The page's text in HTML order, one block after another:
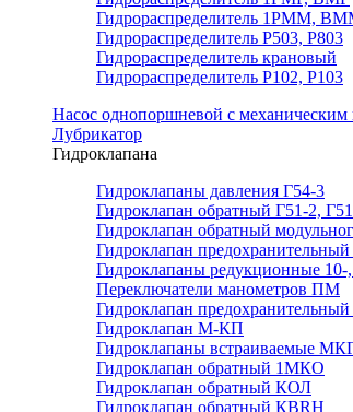
Гидрораспределитель 1РММ,
Гидрораспределитель Р503, Р803
Гидрораспределитель крановый
Гидрораспределитель Р102, Р103
Насос однопоршневой с
Лубрикатор
Гидроклапана
Гидроклапаны давления Г54-3
Гидроклапан обратный Г51-2,
Гидроклапан обратный
Гидроклапан
Гидроклапаны редукционные 10-
Переключатели манометров ПМ
Гидроклапан
Гидроклапан М-КП
Гидроклапаны встраиваемые
Гидроклапан обратный 1МКО
Гидроклапан обратный КОЛ
Гидроклапан обратный КВRН